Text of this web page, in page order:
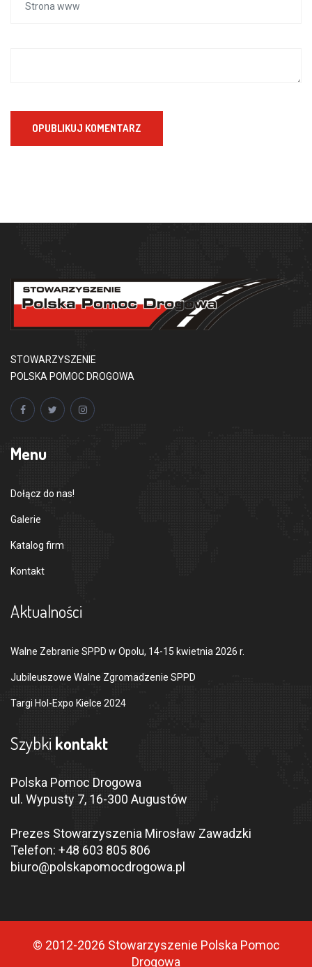
STOWARZYSZENIE
POLSKA POMOC DROGOWA
Menu
Dołącz do nas!
Galerie
Katalog firm
Kontakt
Aktualności
Walne Zebranie SPPD w Opolu, 14-15 kwietnia 2026 r.
Jubileuszowe Walne Zgromadzenie SPPD
Targi Hol-Expo Kielce 2024
Szybki kontakt
Polska Pomoc Drogowa
ul. Wypusty 7, 16-300 Augustów
Prezes Stowarzyszenia Mirosław Zawadzki
Telefon: +48 603 805 806
biuro@polskapomocdrogowa.pl
© 2012-2026 Stowarzyszenie Polska Pomoc
Drogowa